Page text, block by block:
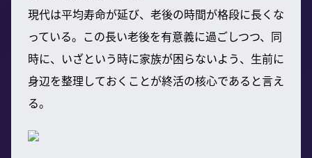
現代は平均寿命が延び、老後の時間が格段に長くな
っている。この長い老後を有意義に過ごしつつ、同
時に、いざという時に家族が困らないよう、生前に
身辺を整理しておくことが終活の核心であると言え
る。